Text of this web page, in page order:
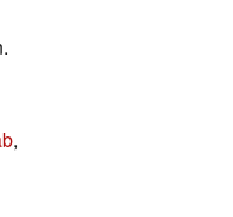
,